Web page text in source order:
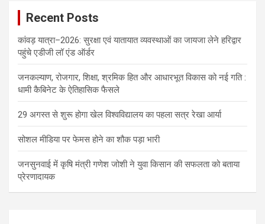
Recent Posts
कांवड़ यात्रा–2026: सुरक्षा एवं यातायात व्यवस्थाओं का जायजा लेने हरिद्वार
पहुंचे एडीजी लॉ एंड ऑर्डर
जनकल्याण, रोजगार, शिक्षा, श्रमिक हित और आधारभूत विकास को नई गति :
धामी कैबिनेट के ऐतिहासिक फैसले
29 अगस्त से शुरू होगा खेल विश्वविद्यालय का पहला सत्र रेखा आर्या
सोशल मीडिया पर फेमस होने का शौक पड़ा भारी
जनसुनवाई में कृषि मंत्री गणेश जोशी ने युवा किसान की सफलता को बताया
प्रेरणादायक